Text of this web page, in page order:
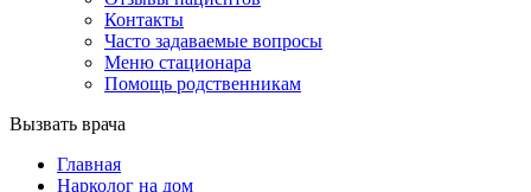
Контакты
Часто задаваемые вопросы
Меню стационара
Помощь родственникам
Вызвать врача
Главная
Нарколог на дом